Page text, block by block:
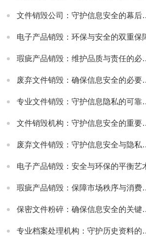
文件销毁公司：守护信息安全的幕后卫士
电子产品销毁：环保与安全的双重保
瑕疵产品销毁：维护品质与责任的必要之举
废弃文件销毁：确保信息安全的必要措施
专业文件销毁：守护信息隐私的可靠方式
文件销毁机构：守护信息安全的重要防线
废弃文件销毁：守护信息安全与隐私的关键环节
电子产品销毁：安全与环保的平衡艺
瑕疵产品销毁：保障市场秩序与消费者权益的关键举措
保密文件粉碎：确保信息安全的关键环节
专业档案处理机构：守护历史资料的可靠伙伴